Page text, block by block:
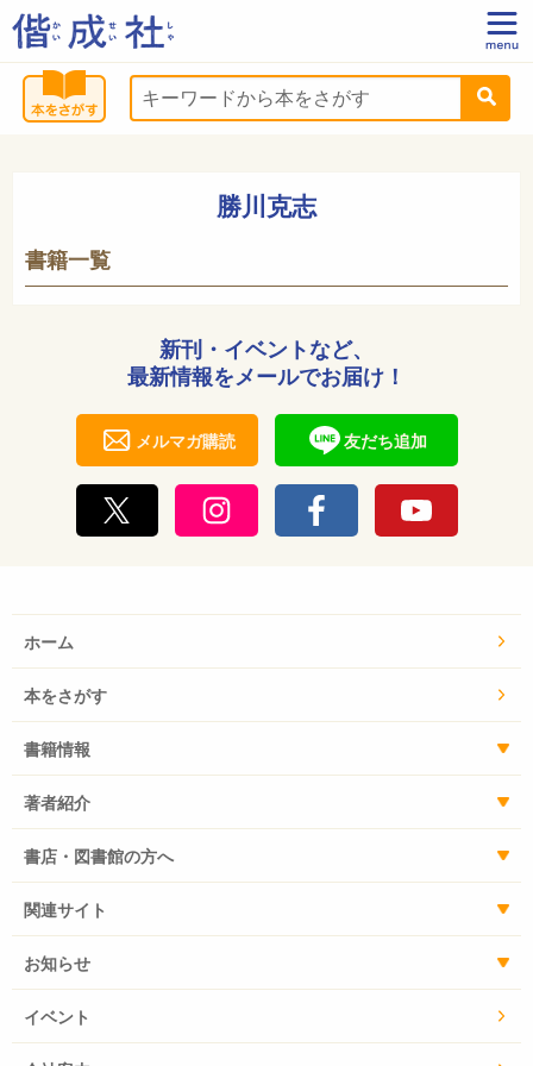
勝川克志
書籍一覧
新刊・イベントなど、
最新情報をメールでお届け！
メルマガ購読 友だち追加
ホーム
本をさがす
書籍情報
著者紹介
書店・図書館の方へ
関連サイト
お知らせ
イベント